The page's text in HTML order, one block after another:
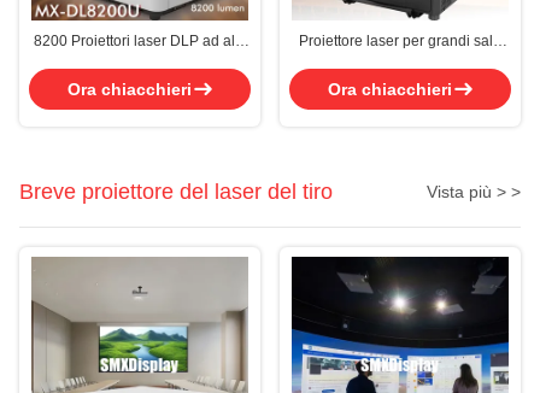
8200 Proiettori laser DLP ad alta
Ora chiacchieri
Proiettore laser per grandi sale
Ora chiacchieri
Breve proiettore del laser del tiro Vista più > >